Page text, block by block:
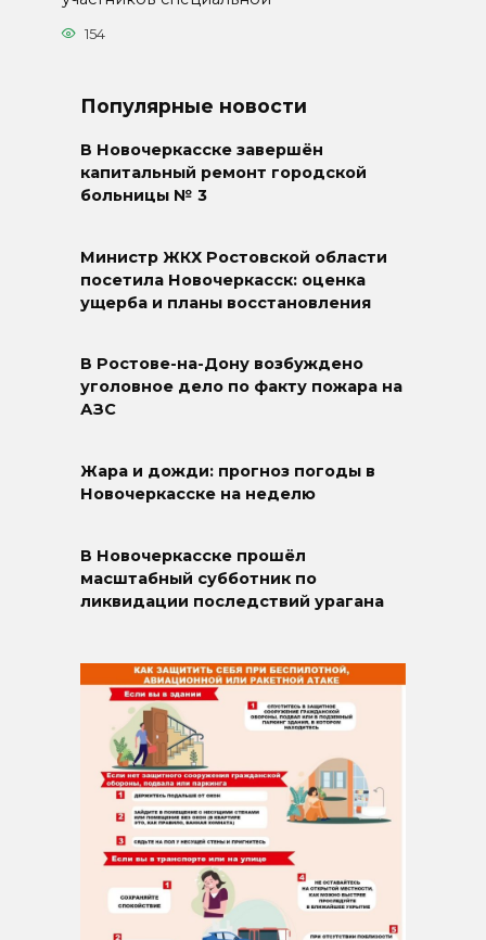
154
Популярные новости
В Новочеркасске завершён
капитальный ремонт городской
больницы № 3
Министр ЖКХ Ростовской области
посетила Новочеркасск: оценка
ущерба и планы восстановления
В Ростове-на-Дону возбуждено
уголовное дело по факту пожара на
АЗС
Жара и дожди: прогноз погоды в
Новочеркасске на неделю
В Новочеркасске прошёл
масштабный субботник по
ликвидации последствий урагана